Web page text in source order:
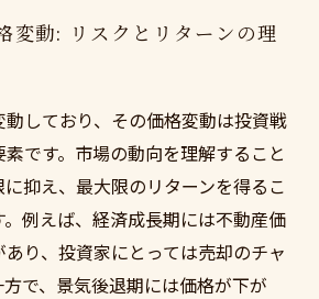
変動: リスクとリターンの理
しており、その価格変動は投資戦
です。市場の動向を理解すること
抑え、最大限のリターンを得るこ
例えば、経済成長期には不動産価
り、投資家にとっては売却のチャ
で、景気後退期には価格が下が